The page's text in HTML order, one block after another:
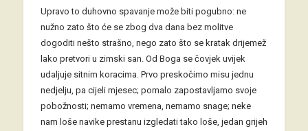
Upravo to duhovno spavanje može biti pogubno: ne
nužno zato što će se zbog dva dana bez molitve
dogoditi nešto strašno, nego zato što se kratak drijemež
lako pretvori u zimski san. Od Boga se čovjek uvijek
udaljuje sitnim koracima. Prvo preskočimo misu jednu
nedjelju, pa cijeli mjesec; pomalo zapostavljamo svoje
pobožnosti; nemamo vremena, nemamo snage; neke
nam loše navike prestanu izgledati tako loše, jedan grijeh